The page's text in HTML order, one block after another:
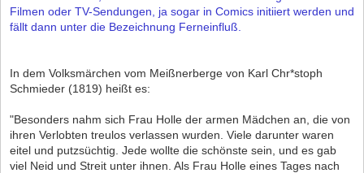
Filmen oder TV-Sendungen, ja sogar in Comics initiiert werden und
fällt dann unter die Bezeichnung Ferneinfluß.
In dem Volksmärchen vom Meißnerberge von Karl Chr*stoph
Schmieder (1819) heißt es:
"Besonders nahm sich Frau Holle der armen Mädchen an, die von
ihren Verlobten treulos verlassen wurden. Viele darunter waren
eitel und putzsüchtig. Jede wollte die schönste sein, und es gab
viel Neid und Streit unter ihnen. Als Frau Holle eines Tages nach